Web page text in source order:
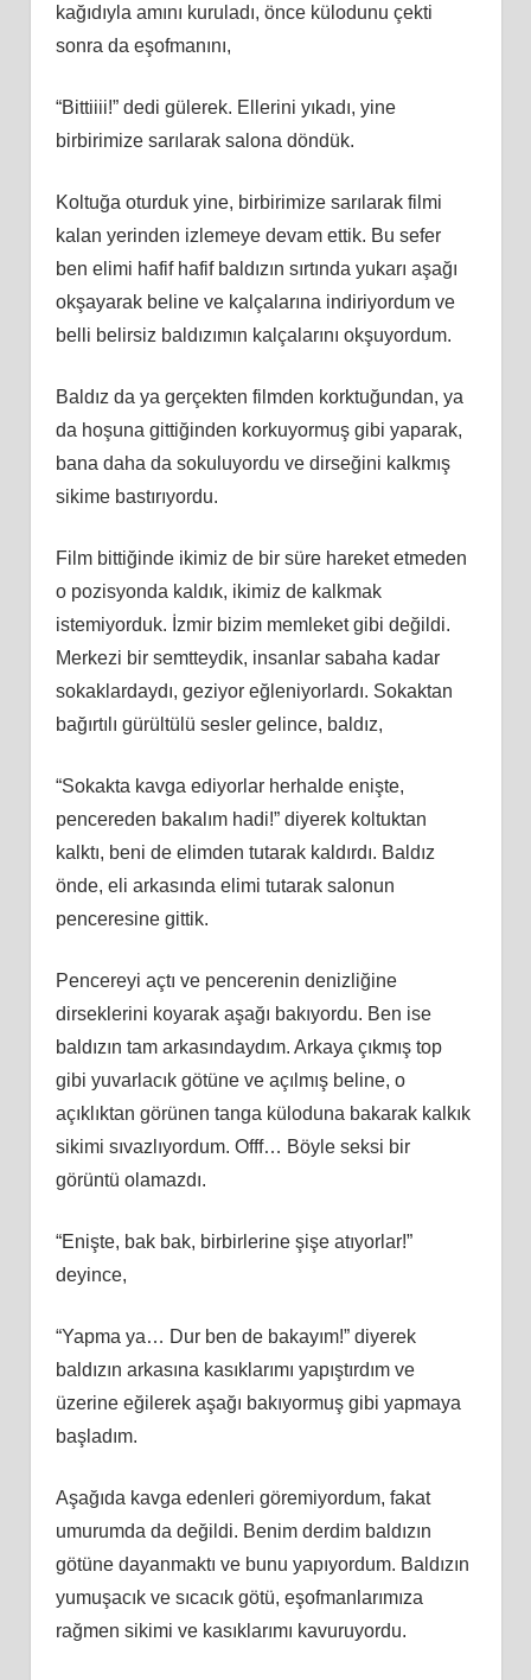
kağıdıyla amını kuruladı, önce külodunu çekti
sonra da eşofmanını,
“Bittiiii!” dedi gülerek. Ellerini yıkadı, yine
birbirimize sarılarak salona döndük.
Koltuğa oturduk yine, birbirimize sarılarak filmi
kalan yerinden izlemeye devam ettik. Bu sefer
ben elimi hafif hafif baldızın sırtında yukarı aşağı
okşayarak beline ve kalçalarına indiriyordum ve
belli belirsiz baldızımın kalçalarını okşuyordum.
Baldız da ya gerçekten filmden korktuğundan, ya
da hoşuna gittiğinden korkuyormuş gibi yaparak,
bana daha da sokuluyordu ve dirseğini kalkmış
sikime bastırıyordu.
Film bittiğinde ikimiz de bir süre hareket etmeden
o pozisyonda kaldık, ikimiz de kalkmak
istemiyorduk. İzmir bizim memleket gibi değildi.
Merkezi bir semtteydik, insanlar sabaha kadar
sokaklardaydı, geziyor eğleniyorlardı. Sokaktan
bağırtılı gürültülü sesler gelince, baldız,
“Sokakta kavga ediyorlar herhalde enişte,
pencereden bakalım hadi!” diyerek koltuktan
kalktı, beni de elimden tutarak kaldırdı. Baldız
önde, eli arkasında elimi tutarak salonun
penceresine gittik.
Pencereyi açtı ve pencerenin denizliğine
dirseklerini koyarak aşağı bakıyordu. Ben ise
baldızın tam arkasındaydım. Arkaya çıkmış top
gibi yuvarlacık götüne ve açılmış beline, o
açıklıktan görünen tanga küloduna bakarak kalkık
sikimi sıvazlıyordum. Offf… Böyle seksi bir
görüntü olamazdı.
“Enişte, bak bak, birbirlerine şişe atıyorlar!”
deyince,
“Yapma ya… Dur ben de bakayım!” diyerek
baldızın arkasına kasıklarımı yapıştırdım ve
üzerine eğilerek aşağı bakıyormuş gibi yapmaya
başladım.
Aşağıda kavga edenleri göremiyordum, fakat
umurumda da değildi. Benim derdim baldızın
götüne dayanmaktı ve bunu yapıyordum. Baldızın
yumuşacık ve sıcacık götü, eşofmanlarımıza
rağmen sikimi ve kasıklarımı kavuruyordu.